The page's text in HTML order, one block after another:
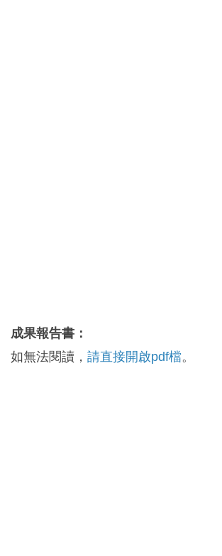
成果報告書：
如無法閱讀， 請直接開啟pdf檔。